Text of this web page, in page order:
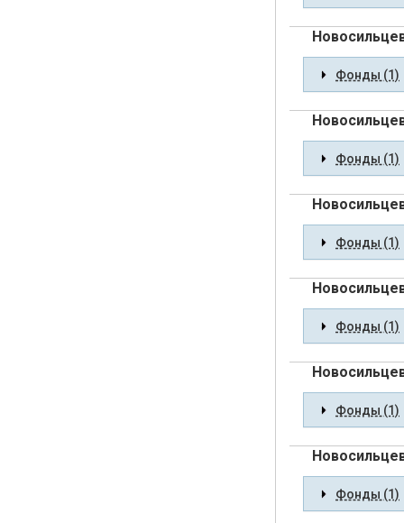
Фонды (1)
Фонды (1)
Фонды (1)
Фонды (1)
Фонды (1)
Фонды (1)